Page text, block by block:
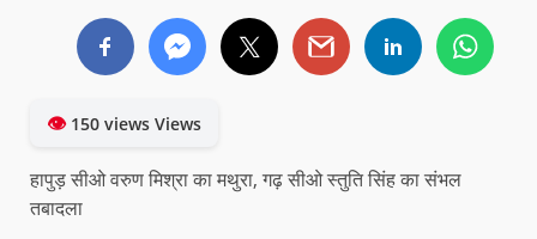
👁150 views Views
हापुड़ सीओ वरुण मिश्रा का मथुरा, गढ़ सीओ स्तुति सिंह का संभल
तबादला